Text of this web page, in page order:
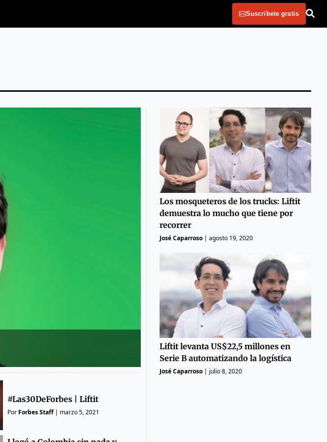
Suscribete gratis
#Las30DeForbes | Liftit
Por Forbes Staff| marzo 5, 2021
Los mosqueteros de los trucks: Liftit
demuestra lo mucho que tiene por
recorrer
José Caparroso| agosto 19, 2020
Liftit levanta US$22,5 millones en
Serie B automatizando la logística
José Caparroso| julio 8, 2020